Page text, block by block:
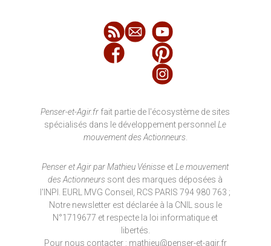
Penser-et-Agir.fr fait partie de l'écosystème de sites
spécialisés dans le développement personnelLe
mouvement des Actionneurs.
Penser et Agir par Mathieu Vénisse et Le mouvement
des Actionneurs sont des marques déposées à
l'INPI. EURL MVG Conseil, RCS PARIS 794 980 763 ;
Notre newsletter est déclarée à la CNIL sous le
N°1719677 et respecte la loi informatique et
libertés.
Pour nous contacter : mathieu@penser-et-agir.fr